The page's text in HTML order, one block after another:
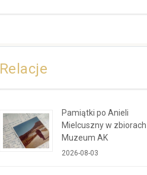
Relacje
Pamiątki po Anieli
Mielcuszny w zbiorach
Muzeum AK
2026-08-03